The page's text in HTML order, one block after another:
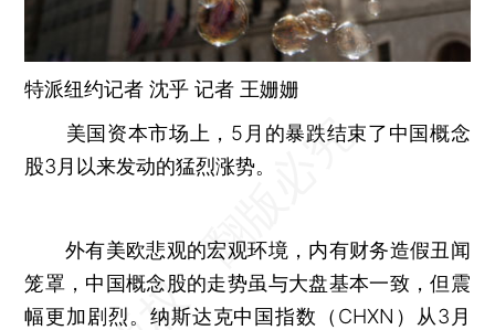
特派纽约记者 沈乎 记者 王姗姗
美国资本市场上，5月的暴跌结束了中国概念
股3月以来发动的猛烈涨势。
外有美欧悲观的宏观环境，内有财务造假丑闻
笼罩，中国概念股的走势虽与大盘基本一致，但震
幅更加剧烈。纳斯达克中国指数（CHXN）从3月